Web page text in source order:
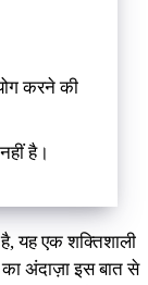
करने की
है।
है, यह एक शक्तिशाली
अंदाज़ा इस बात से